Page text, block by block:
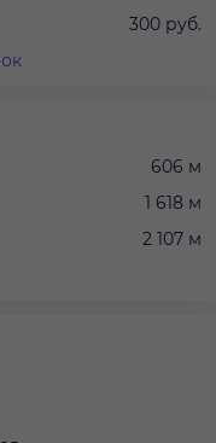
300 руб.
606 м
1 618 м
2 107 м